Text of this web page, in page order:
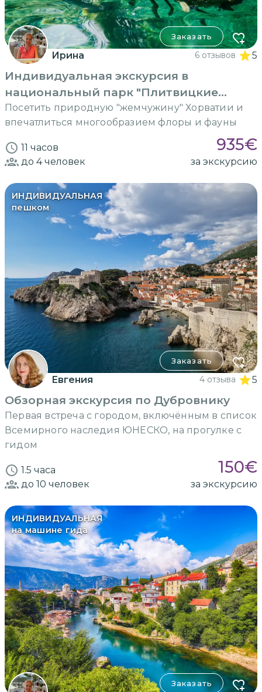
Заказать
Ирина 6 отзывов 5
Индивидуальная экскурсия в
национальный парк "Плитвицкие
озера"
Посетить природную "жемчужину" Хорватии и
впечатлиться многообразием флоры и фауны
11 часов 935€
до 4человек за экскурсию
ИНДИВИДУАЛЬНАЯ
пешком
Заказать
Евгения 4 отзыва 5
Обзорная экскурсия по Дубровнику
Первая встреча с городом, включённым в список
Всемирного наследия ЮНЕСКО, на прогулке с
гидом
1.5 часа 150€
до 10 человек за экскурсию
ИНДИВИДУАЛЬНАЯ
на машине гида
Заказать